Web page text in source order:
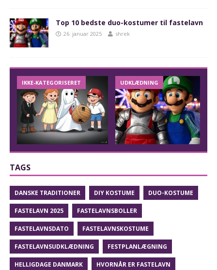
Top 10 bedste duo-kostumer til fastelavn
26. januar 2025 shrek
IKKE-KATEGORISERET UDKLÆDNING
TAGS
DANSKE TRADITIONER DIY KOSTUME DUO-KOSTUME
FASTELAVN 2025 FASTELAVNSBOLLER
FASTELAVNSDATO FASTELAVNSKOSTUME
FASTELAVNSUDKLÆDNING FESTPLANLÆGNING
HELLIGDAGE DANMARK HVORNÅR ER FASTELAVN